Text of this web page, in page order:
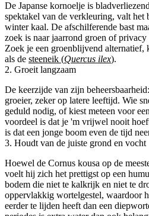
De Japanse kornoelje is
spektakel van de verkleuring, valt het
winter kaal. De afschilferende bast
zoek is naar jaarrond groen of
Zoek je een groenblijvend alternatief,
als de steeneik (Quercus ilex).
2. Groeit langzaam
De keerzijde van zijn
groeier, zeker op latere leeftijd. Wie
geduld nodig, of kiest meteen voor
voordeel is dat je 'm vrijwel nooit
is dat een jonge boom even de tijd
3. Houdt van de juiste grond en vocht
Hoewel de Cornus kousa op de
voelt hij zich het prettigst op een
bodem die niet te kalkrijk en niet te
oppervlakkig wortelgestel, waardoor
eerder te lijden heeft dan een